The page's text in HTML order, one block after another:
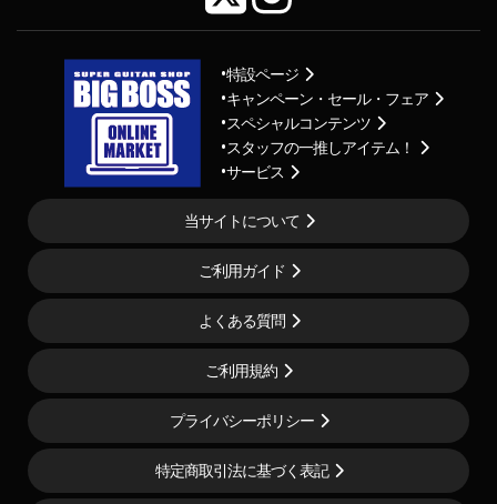
特設ページ
キャンペーン・セール・フェア
スペシャルコンテンツ
スタッフの一推しアイテム！
サービス
当サイトについて
ご利用ガイド
よくある質問
ご利用規約
プライバシーポリシー
特定商取引法に基づく表記